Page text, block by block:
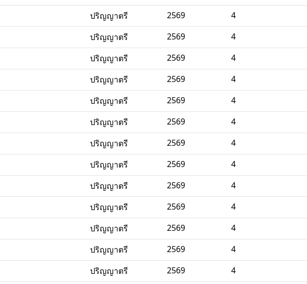
ปริญญาตรี 2569
4
ปริญญาตรี 2569
4
ปริญญาตรี 2569
4
ปริญญาตรี 2569
4
ปริญญาตรี 2569
4
ปริญญาตรี 2569
4
ปริญญาตรี 2569
4
ปริญญาตรี 2569
4
ปริญญาตรี 2569
4
ปริญญาตรี 2569
4
ปริญญาตรี 2569
4
ปริญญาตรี 2569
4
ปริญญาตรี 2569 4